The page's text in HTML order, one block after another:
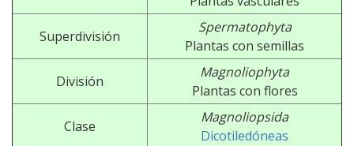
Superdivisión
Spermatophyta
Plantas con semillas
División
Magnoliophyta
Plantas con flores
Clase
Magnoliopsida
Dicotiledóneas